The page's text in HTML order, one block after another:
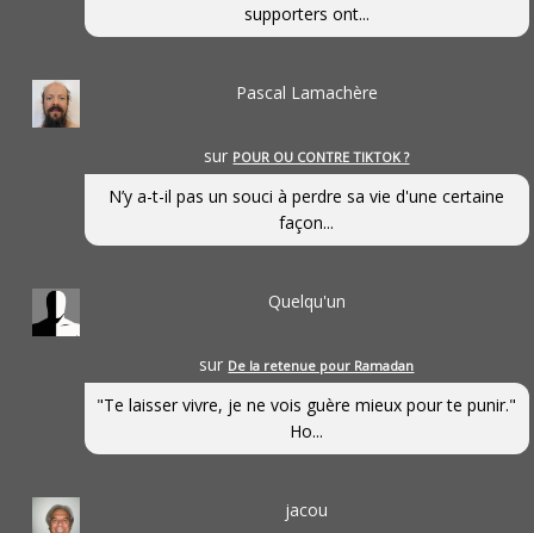
supporters ont...
Pascal Lamachère
sur POUR OU CONTRE TIKTOK ?
N’y a-t-il pas un souci à perdre sa vie d'une certaine
façon...
Quelqu'un
sur De la retenue pour Ramadan
"Te laisser vivre, je ne vois guère mieux pour te punir."
Ho...
jacou